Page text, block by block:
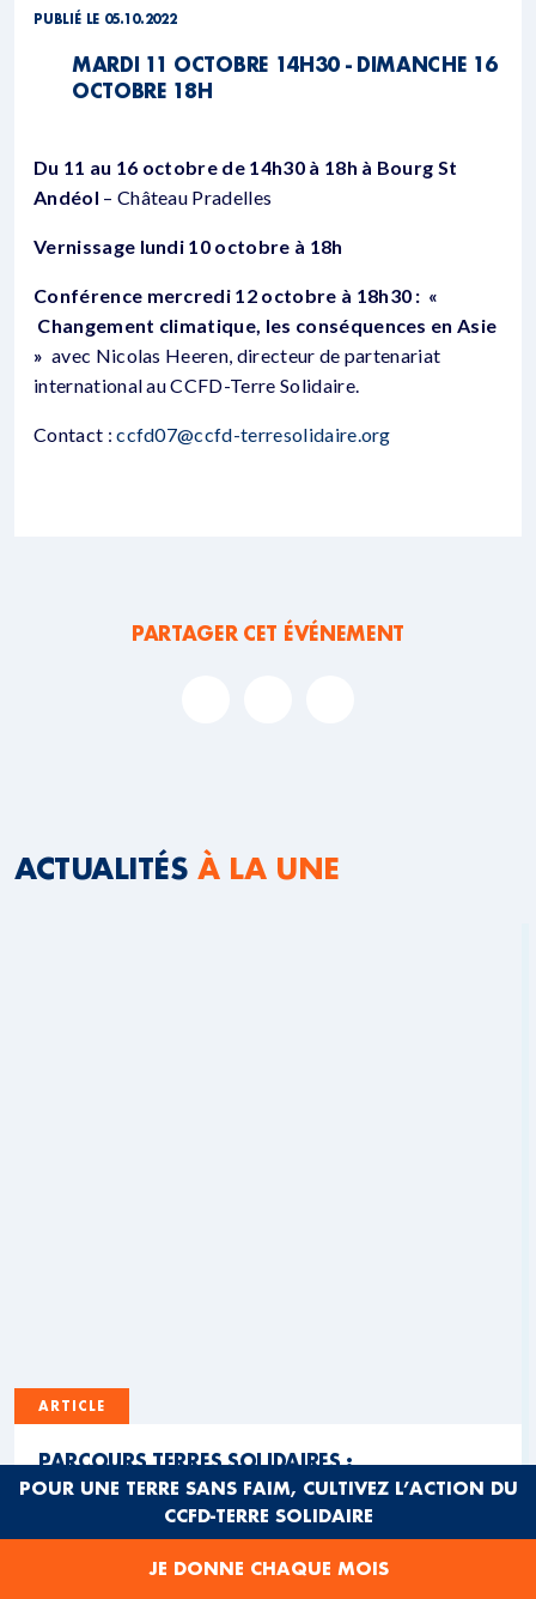
PUBLIÉ LE 05.10.2022
MARDI 11 OCTOBRE 14H30 - DIMANCHE 16
OCTOBRE 18H
Du 11 au 16 octobre de 14h30 à 18h à Bourg St
Andéol – Château Pradelles
Vernissage lundi 10 octobre à 18h
Conférence mercredi 12 octobre à 18h30 : «
Changement climatique, les conséquences en Asie
» avec Nicolas Heeren, directeur de partenariat
international au CCFD-Terre Solidaire.
Contact :ccfd07@ccfd-terresolidaire.org
PARTAGER CET ÉVÉNEMENT
ACTUALITÉS À LA UNE
ARTICLE
PARCOURS TERRES SOLIDAIRES :
PROMOUVOIR UNE ALIMENTATION DURABLE
EN HAUTS-DE-FRANCE ET AU SÉNÉGAL
Visitez les Parcours Terres Solidaires créés par les
POUR UNE TERRE SANS FAIM, CULTIVEZ L’ACTION DU
CCFD-TERRE SOLIDAIRE
JE DONNE CHAQUE MOIS